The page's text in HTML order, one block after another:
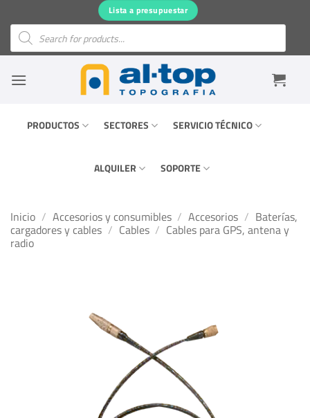
contenido
Lista a presupuestar
Búsqueda
productos
PRODUCTOS SECTORES SERVICIO TÉCNICO
ALQUILER SOPORTE
Inicio / Accesorios y consumibles / Accesorios / Baterías,
cargadores y cables / Cables / Cables para GPS, antena y
radio